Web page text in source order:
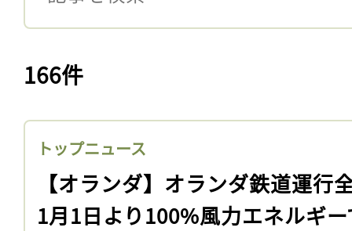
166件
トップニュース
【オランダ】オランダ鉄道運行
1月1日より100%風力エネルギ